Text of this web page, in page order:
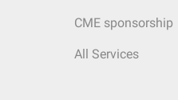
CME sponsorship
All Services